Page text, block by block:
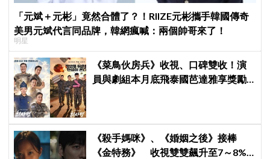
「元斌＋元彬」竟然合體了？！RIIZE元彬攜手韓國傳奇
美男元斌代言同品牌，韓網瘋喊：兩個帥哥來了！
明星
《菜鳥伙房兵》收視、口碑雙收！演
員與劇組本月底飛泰國芭達雅享獎勵
《殺手媽咪》、《婚姻之後》接棒
《金特務》 收視雙雙飆升至7～8%